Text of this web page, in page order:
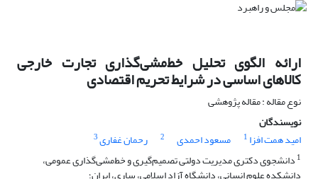
ارائه الگوی تحلیل خط‌مشی‌گذاری تجارت خارجی
کالاهای اساسی در شرایط تحریم اقتصادی
نوع مقاله : مقاله پژوهشی
نویسندگان
امید همت افزا 1 مسعود احمدی 2 رحمان غفاری3
1 دانشجوی دکتری مدیریت دولتی تصمیم‌گیری و خط‌مشی‌گذاری عمومی،